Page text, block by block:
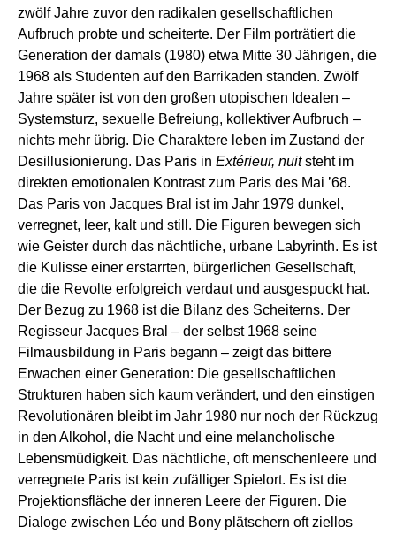
zwölf Jahre zuvor den radikalen gesellschaftlichen
Aufbruch probte und scheiterte. Der Film porträtiert die
Generation der damals (1980) etwa Mitte 30 Jährigen, die
1968 als Studenten auf den Barrikaden standen. Zwölf
Jahre später ist von den großen utopischen Idealen –
Systemsturz, sexuelle Befreiung, kollektiver Aufbruch –
nichts mehr übrig. Die Charaktere leben im Zustand der
Desillusionierung. Das Paris in Extérieur, nuitsteht im
direkten emotionalen Kontrast zum Paris des Mai ’68.
Das Paris von Jacques Bral ist im Jahr 1979 dunkel,
verregnet, leer, kalt und still. Die Figuren bewegen sich
wie Geister durch das nächtliche, urbane Labyrinth. Es ist
die Kulisse einer erstarrten, bürgerlichen Gesellschaft,
die die Revolte erfolgreich verdaut und ausgespuckt hat.
Der Bezug zu 1968 ist die Bilanz des Scheiterns. Der
Regisseur Jacques Bral – der selbst 1968 seine
Filmausbildung in Paris begann – zeigt das bittere
Erwachen einer Generation: Die gesellschaftlichen
Strukturen haben sich kaum verändert, und den einstigen
Revolutionären bleibt im Jahr 1980 nur noch der Rückzug
in den Alkohol, die Nacht und eine melancholische
Lebensmüdigkeit. Das nächtliche, oft menschenleere und
verregnete Paris ist kein zufälliger Spielort. Es ist die
Projektionsfläche der inneren Leere der Figuren. Die
Dialoge zwischen Léo und Bony plätschern oft ziellos